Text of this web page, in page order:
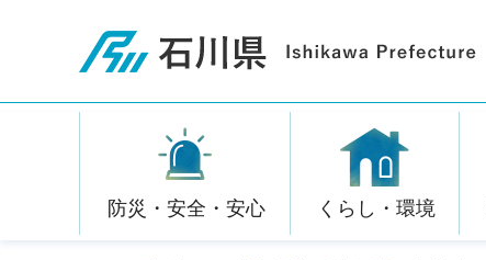
石川県
防災・安全・安心 くらし・環境